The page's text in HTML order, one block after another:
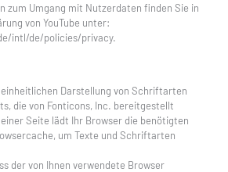
zum Umgang mit Nutzerdaten finden Sie in
von YouTube unter:
intl/de/policies/privacy.
Darstellung von Schriftarten
die von Fonticons, Inc. bereitgestellt
Seite lädt Ihr Browser die benötigten
um Texte und Schriftarten
der von Ihnen verwendete Browser